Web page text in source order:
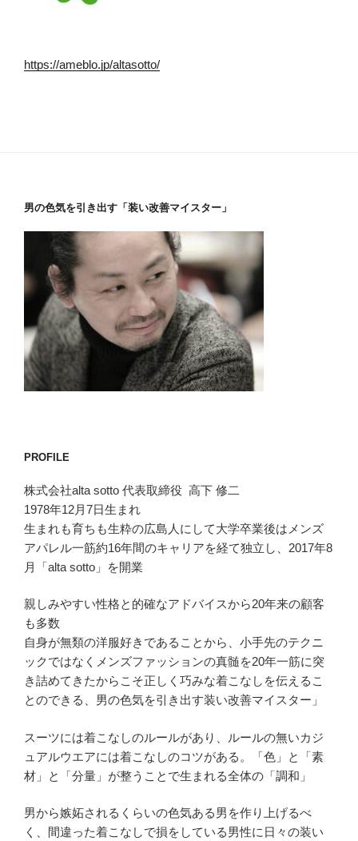
https://ameblo.jp/altasotto/
男の色気を引き出す「装い改善マイスター」
PROFILE
株式会社alta sotto 代表取締役 高下 修二
1978年12月7日生まれ
生まれも育ちも生粋の広島人にして大学卒業後はメンズ
アパレル一筋約16年間のキャリアを経て独立し、2017年8
月「alta sotto」を開業
親しみやすい性格と的確なアドバイスから20年来の顧客
も多数
自身が無類の洋服好きであることから、小手先のテクニ
ックではなくメンズファッションの真髄を20年一筋に突
き詰めてきたからこそ正しく巧みな着こなしを伝えるこ
とのできる、男の色気を引き出す装い改善マイスター」
スーツには着こなしのルールがあり、ルールの無いカジ
ュアルウエアには着こなしのコツがある。「色」と「素
材」と「分量」が整うことで生まれる全体の「調和」
男から嫉妬されるくらいの色気ある男を作り上げるべ
く、間違った着こなしで損をしている男性に日々の装い